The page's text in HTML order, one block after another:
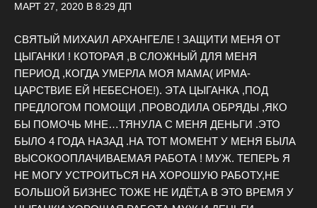
МАРТ 27, 2020 В 8:29 ДП
СВЯТЫЙ МИХАИЛ АРХАНГЕЛЕ ! ЗАЩИТИ МЕНЯ ОТ
ЦЫГАНКИ ! КОТОРАЯ ,В СЛОЖНЫЙ ДЛЯ МЕНЯ
ПЕРИОД ,КОГДА УМЕРЛА МОЯ МАМА( ИРМА-
ЦАРСТВИЕ ЕЙ НЕБЕСНОЕ!). ЭТА ЦЫГАНКА ,ПОД
ПРЕДЛОГОМ ПОМОЩИ ,ПРОВОДИЛА ОБРЯДЫ ,ЯКО
БЫ ПОМОЧЬ МНЕ…ТЯНУЛА С МЕНЯ ДЕНЬГИ .ЭТО
БЫЛО 4 ГОДА НАЗАД .НА ТОТ МОМЕНТ У МЕНЯ БЫЛА
ВЫСОКООПЛАЧИВАЕМАЯ РАБОТА ! МУЖ. ТЕПЕРЬ Я
НЕ МОГУ УСТРОИТЬСЯ НА ХОРОШУЮ РАБОТУ,НЕ
БОЛЬШОЙ БИЗНЕС ТОЖЕ НЕ ИДЁТ,А В ЭТО ВРЕМЯ У